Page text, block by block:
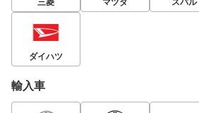
三菱 マツダ スバル
ダイハツ
輸入車